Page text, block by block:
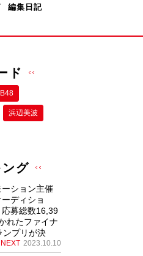
編集日記
ド
浜辺美波
グ
ション主催
ディショ
募総数16,39
れたファイナ
ンプリが決
NEXT 2023.10.10